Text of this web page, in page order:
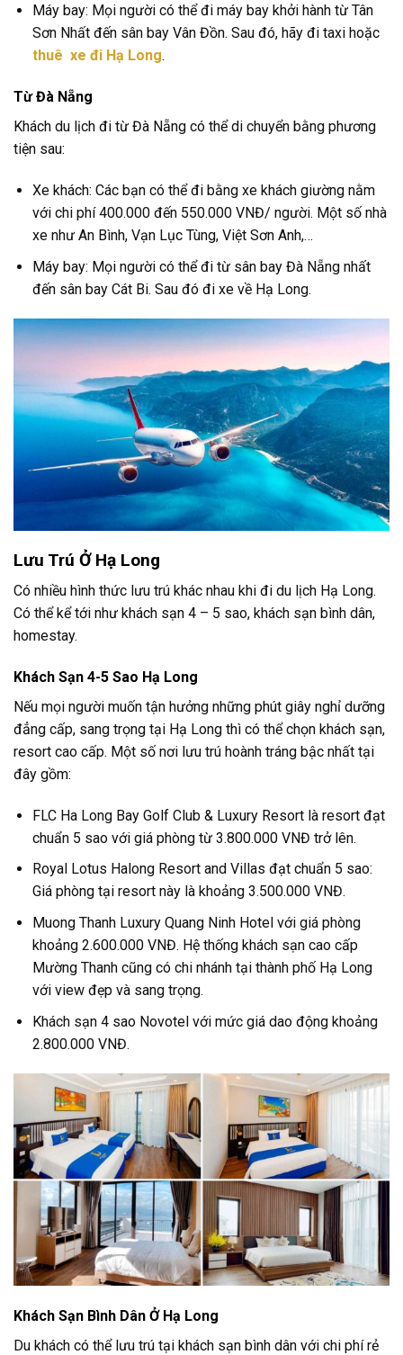
Máy bay: Mọi người có thể đi máy bay khởi hành từ Tân
Sơn Nhất đến sân bay Vân Đồn. Sau đó, hãy đi taxi hoặc
thuê xe đi Hạ Long.
Từ Đà Nẵng
Khách du lịch đi từ Đà Nẵng có thể di chuyển bằng phương
tiện sau:
Xe khách: Các bạn có thể đi bằng xe khách giường nằm
với chi phí 400.000 đến 550.000 VNĐ/ người. Một số nhà
xe như An Bình, Vạn Lục Tùng, Việt Sơn Anh,…
Máy bay: Mọi người có thể đi từ sân bay Đà Nẵng nhất
đến sân bay Cát Bi. Sau đó đi xe về Hạ Long.
Lưu Trú Ở Hạ Long
Có nhiều hình thức lưu trú khác nhau khi đi du lịch Hạ Long.
Có thể kể tới như khách sạn 4 – 5 sao, khách sạn bình dân,
homestay.
Khách Sạn 4-5 Sao Hạ Long
Nếu mọi người muốn tận hưởng những phút giây nghỉ dưỡng
đẳng cấp, sang trọng tại Hạ Long thì có thể chọn khách sạn,
resort cao cấp. Một số nơi lưu trú hoành tráng bậc nhất tại
đây gồm:
FLC Ha Long Bay Golf Club & Luxury Resort là resort đạt
chuẩn 5 sao với giá phòng từ 3.800.000 VNĐ trở lên.
Royal Lotus Halong Resort and Villas đạt chuẩn 5 sao:
Giá phòng tại resort này là khoảng 3.500.000 VNĐ.
Muong Thanh Luxury Quang Ninh Hotel với giá phòng
khoảng 2.600.000 VNĐ. Hệ thống khách sạn cao cấp
Mường Thanh cũng có chi nhánh tại thành phố Hạ Long
với view đẹp và sang trọng.
Khách sạn 4 sao Novotel với mức giá dao động khoảng
2.800.000 VNĐ.
Khách Sạn Bình Dân Ở Hạ Long
Du khách có thể lưu trú tại khách sạn bình dân với chi phí rẻ